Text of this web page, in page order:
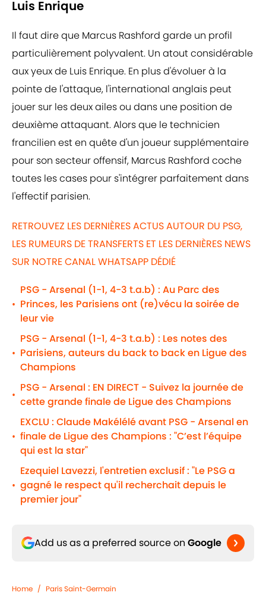
Luis Enrique
Il faut dire que Marcus Rashford garde un profil
particulièrement polyvalent. Un atout considérable
aux yeux de Luis Enrique. En plus d'évoluer à la
pointe de l'attaque, l'international anglais peut
jouer sur les deux ailes ou dans une position de
deuxième attaquant. Alors que le technicien
francilien est en quête d'un joueur supplémentaire
pour son secteur offensif, Marcus Rashford coche
toutes les cases pour s'intégrer parfaitement dans
l'effectif parisien.
RETROUVEZ LES DERNIÈRES ACTUS AUTOUR DU PSG,
LES RUMEURS DE TRANSFERTS ET LES DERNIÈRES NEWS
SUR NOTRE CANAL WHATSAPP DÉDIÉ
•
PSG - Arsenal (1-1, 4-3 t.a.b) : Au Parc des
Princes, les Parisiens ont (re)vécu la soirée de
leur vie
•
PSG - Arsenal (1-1, 4-3 t.a.b) : Les notes des
Parisiens, auteurs du back to back en Ligue des
Champions
•
PSG - Arsenal : EN DIRECT - Suivez la journée de
cette grande finale de Ligue des Champions
•
EXCLU : Claude Makélélé avant PSG - Arsenal en
finale de Ligue des Champions : "C’est l’équipe
qui est la star"
•
Ezequiel Lavezzi, l'entretien exclusif : "Le PSG a
gagné le respect qu'il recherchait depuis le
premier jour"
Add us as a preferred source on Google
Home / Paris Saint-Germain